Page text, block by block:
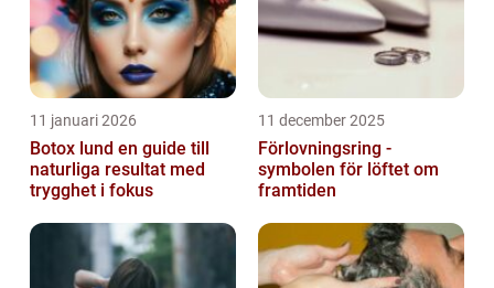
11 januari 2026
Botox lund en guide till
naturliga resultat med
trygghet i fokus
11 december 2025
Förlovningsring -
symbolen för löftet om
framtiden